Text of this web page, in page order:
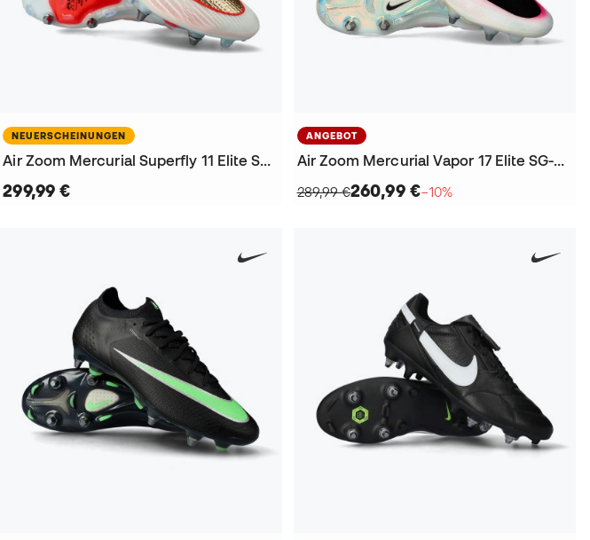
NEUERSCHEINUNGEN
Air Zoom Mercurial Superfly 11 Elite SG-Pro Fußballschuhe
299,99 €
ANGEBOT
Air Zoom Mercurial Vapor 17 Elite SG-Pro T Fußballschuhe
289,99 €260,99 €−10%